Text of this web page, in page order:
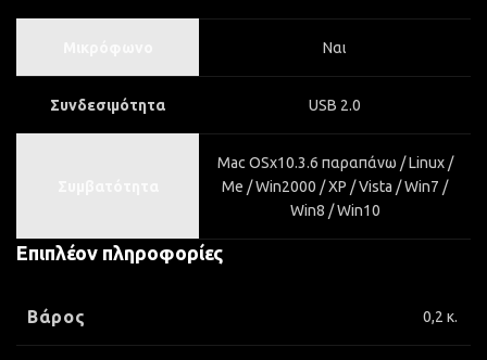
Ναι
Συνδεσιμότητα USB 2.0
Mac OSx10.3.6 παραπάνω / Linux /
Me / Win2000 / XP / Vista / Win7 /
Win8 / Win10
Επιπλέον πληροφορίες
Βάρος 0,2 κ.